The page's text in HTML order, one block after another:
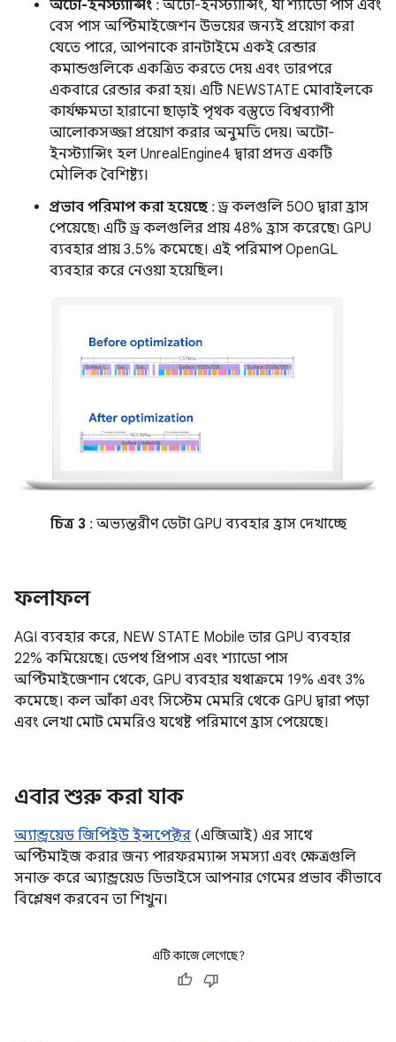
অটো-ইনস্ট্যান্সিং : অটো-ইনস্ট্যান্সিং, যা শ্যাডো পাস এবং
বেস পাস অপ্টিমাইজেশন উভয়ের জন্যই প্রয়োগ করা
যেতে পারে, আপনাকে রানটাইমে একই রেন্ডার
কমান্ডগুলিকে একত্রিত করতে দেয় এবং তারপরে
একবারে রেন্ডার করা হয়। এটি NEWSTATE মোবাইলকে
কার্যক্ষমতা হারানো ছাড়াই পৃথক বস্তুতে বিশ্বব্যাপী
আলোকসজ্জা প্রয়োগ করার অনুমতি দেয়। অটো-
ইনস্ট্যান্সিং হল UnrealEngine4 দ্বারা প্রদত্ত একটি
মৌলিক বৈশিষ্ট্য।
প্রভাব পরিমাপ করা হয়েছে : ড্র কলগুলি 500 দ্বারা হ্রাস
পেয়েছে৷ এটি ড্র কলগুলির প্রায় 48% হ্রাস করেছে৷ GPU
ব্যবহার প্রায় 3.5% কমেছে। এই পরিমাপ OpenGL
ব্যবহার করে নেওয়া হয়েছিল।
চিত্র 3 : অভ্যন্তরীণ ডেটা GPU ব্যবহার হ্রাস দেখাচ্ছে
ফলাফল
AGI ব্যবহার করে, NEW STATE Mobile তার GPU ব্যবহার
22% কমিয়েছে। ডেপথ প্রিপাস এবং শ্যাডো পাস
অপ্টিমাইজেশান থেকে, GPU ব্যবহার যথাক্রমে 19% এবং 3%
কমেছে। কল আঁকা এবং সিস্টেম মেমরি থেকে GPU দ্বারা পড়া
এবং লেখা মোট মেমরিও যথেষ্ট পরিমাণে হ্রাস পেয়েছে।
এবার শুরু করা যাক
অ্যান্ড্রয়েড জিপিইউ ইন্সপেক্টর (এজিআই) এর সাথে
অপ্টিমাইজ করার জন্য পারফরম্যান্স সমস্যা এবং ক্ষেত্রগুলি
সনাক্ত করে অ্যান্ড্রয়েড ডিভাইসে আপনার গেমের প্রভাব কীভাবে
বিশ্লেষণ করবেন তা শিখুন।
এটি কাজে লেগেছে?